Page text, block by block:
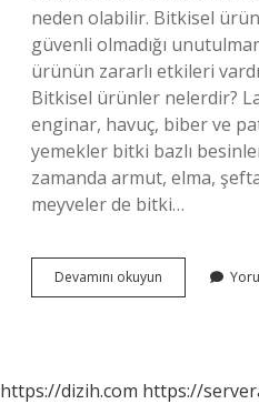
neden olabilir. Bitkisel
güvenli olmadığı
ürünün zararlı etkileri
Bitkisel ürünler nelerdir?
enginar, havuç, biber ve
yemekler bitki bazlı
zamanda armut, elma,
meyveler de bitki…
Devamını okuyun
Destek
https://dizih.com https://